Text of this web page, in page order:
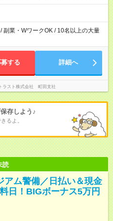
内で、 実働8時
副業・WワークOK / 10名以上の大量
募する 詳細へ
ラスト株式会社 町田支社
存しよう♪
るよ。
読
アム警備／日払い＆現金
日！BIGボーナス5万円